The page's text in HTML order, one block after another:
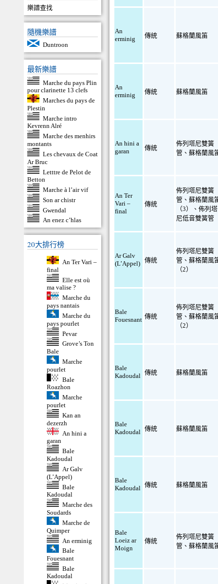
樂譜查找
隨機樂譜
Duntroon
最新樂譜
Marche du pays Plin
pour clarinette 13 clefs
Marches du pays de
Plestin
Marche intro
Kevrenn Alré
Marche des menhirs
montants
Les chevaux de Coat
Ar Bruc
Letttre de Pelot de
Betton
Marche à l’air vif
Son ar chistr
Gwendal
An enez c’hlas
20大排行榜
An Ter Vari –
final
Elle est où
ma valise ?
Marche du
pays nantais
Marche du
pays pourlet
Pevar
Grove’s Ton
Bale
Marche
pourlet
Bale
Roazhon
Marche
pourlet
Kan an
dezerzh
An hini a
garan
Bale
Kadoudal
Ar Galv
(L’Appel)
Bale
Kadoudal
Marche des
Soudards
Marche de
Quimper
An erminig
Bale
Fouesnant
Bale
Kadoudal
An
erminig
傳統 蘇格蘭風笛
An
erminig
傳統 蘇格蘭風笛
An hini a
garan
傳統
佈列塔尼雙簧
管 、蘇格蘭風
An Ter
Vari –
final
傳統
佈列塔尼雙簧
管 、蘇格蘭風
（3）
、佈列塔
尼低音雙簧管
Ar Galv
(L’Appel)
傳統
佈列塔尼雙簧
管 、蘇格蘭風
（2）
Bale
Fouesnant 傳統
佈列塔尼雙簧
管 、蘇格蘭風
（2）
Bale
Kadoudal 傳統 蘇格蘭風笛
Bale
Kadoudal 傳統 蘇格蘭風笛
Bale
Kadoudal 傳統 蘇格蘭風笛
Bale
Loeiz ar
Moign
傳統
佈列塔尼雙簧
管 、蘇格蘭風